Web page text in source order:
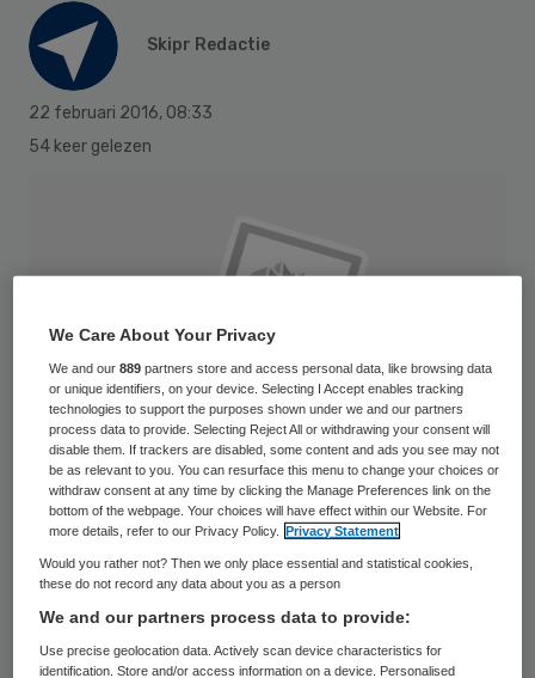
Skipr Redactie
22 februari 2016, 08:33
54 keer gelezen
21.1.2016 ÄZ: Ärzte und modernste Technik  das gehört seit langem
We Care About Your Privacy
We and our889 partners store and access personal data, like browsing data
or unique identifiers, on your device. Selecting I Accept enables tracking
technologies to support the purposes shown under we and our partners
process data to provide. Selecting Reject All or withdrawing your consent will
disable them. If trackers are disabled, some content and ads you see may not
be as relevant to you. You can resurface this menu to change your choices or
withdraw consent at any time by clicking the Manage Preferences link on the
bottom of the webpage. Your choices will have effect within our Website. For
more details, refer to our Privacy Policy.
Privacy Statement
Would you rather not? Then we only place essential and statistical cookies,
these do not record any data about you as a person
We and our partners process data to provide:
Use precise geolocation data. Actively scan device characteristics for
identification. Store and/or access information on a device. Personalised